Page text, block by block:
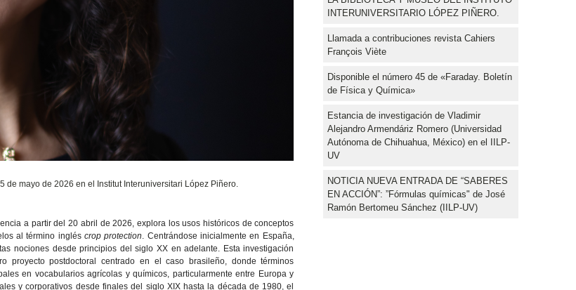
mayo de 2026 en el Institut Interuniversitari López Piñero.
a partir del 20 abril de 2026, explora los usos históricos de conceptos
al término ingléscrop protection. Centrándose inicialmente en España,
nociones desde principios del siglo XX en adelante. Esta investigación
postdoctoral centrado en el caso brasileño, donde términos
en vocabularios agrícolas y químicos, particularmente entre Europa y
y corporativos desde finales del siglo XIX hasta la década de 1980, el
INTERUNIVERSITARIO LÓPEZ PIÑERO.
Llamada a contribuciones revista Cahiers
François Viète
Disponible el número 45 de «Faraday. Boletín
de Física y Química»
Estancia de investigación de Vladimir
Alejandro Armendáriz Romero (Universidad
Autónoma de Chihuahua, México) en el IILP-
UV
NOTICIA NUEVA ENTRADA DE “SABERES
EN ACCIÓN”: ”Fórmulas químicas" de José
Ramón Bertomeu Sánchez (IILP-UV)